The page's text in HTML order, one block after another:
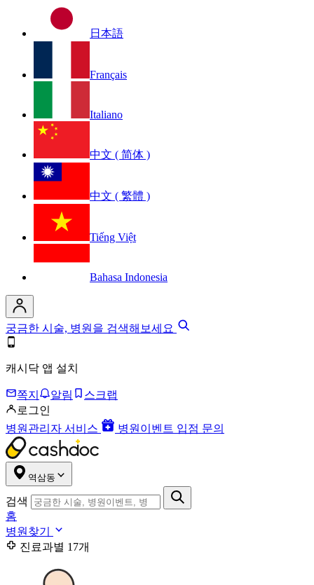
日本語
Français
Italiano
中文 ( 简体 )
中文 ( 繁體 )
Tiếng Việt
Bahasa Indonesia
궁금한 시술, 병원을 검색해보세요
캐시닥 앱 설치
쪽지 알림
스크랩
로그인
병원관리자 서비스
병원이벤트 입점 문의
역삼동
검색
홈
병원찾기
진료과별 17개